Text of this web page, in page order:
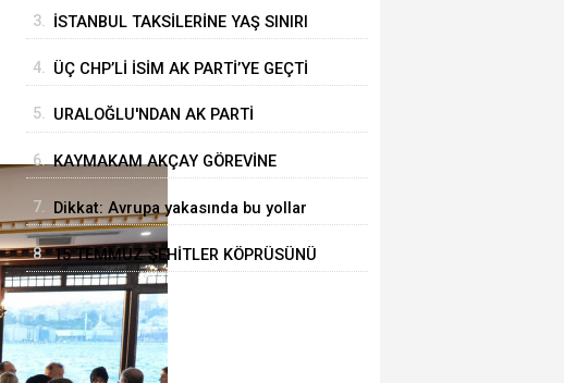
3. İSTANBUL TAKSİLERİNE YAŞ SINIRI
4. ÜÇ CHP’Lİ İSİM AK PARTİ’YE GEÇTİ
5. URALOĞLU'NDAN AK PARTİ
6. KAYMAKAM AKÇAY GÖREVİNE
7. Dikkat: Avrupa yakasında bu yollar
kapalı
8. 15 TEMMUZ ŞEHİTLER KÖPRÜSÜNÜ
KULLANACAKLAR DİKKAT